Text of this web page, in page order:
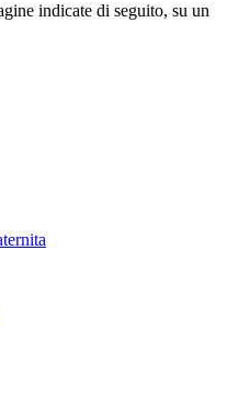
indicate di seguito, su un